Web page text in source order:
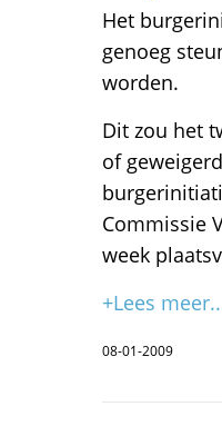
Het
genoeg
worden.
Dit zou het
of
Commissie
week
+Lees
08-01-2009